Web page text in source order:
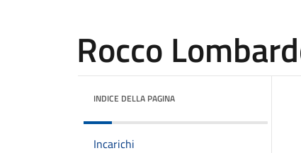
Rocco
INDICE DELLA PAGINA
Incarichi